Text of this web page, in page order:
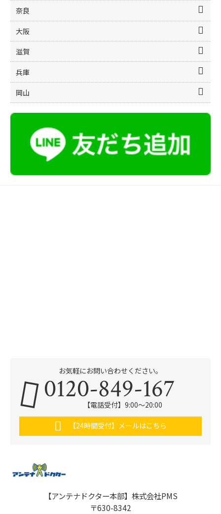
奈良
大阪
滋賀
兵庫
岡山
お気軽にお問い合わせください。
0120-849-167
【電話受付】9:00〜20:00
【24時間受付】メールはこちら
【アンテナドクター本部】株式会社PMS
〒630-8342